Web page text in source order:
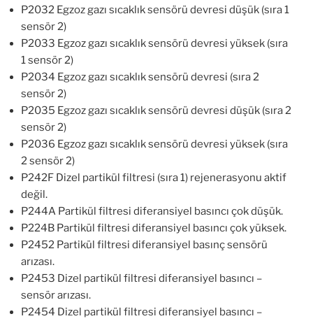
P2032 Egzoz gazı sıcaklık sensörü devresi düşük (sıra 1
sensör 2)
P2033 Egzoz gazı sıcaklık sensörü devresi yüksek (sıra
1 sensör 2)
P2034 Egzoz gazı sıcaklık sensörü devresi (sıra 2
sensör 2)
P2035 Egzoz gazı sıcaklık sensörü devresi düşük (sıra 2
sensör 2)
P2036 Egzoz gazı sıcaklık sensörü devresi yüksek (sıra
2 sensör 2)
P242F Dizel partikül filtresi (sıra 1) rejenerasyonu aktif
değil.
P244A Partikül filtresi diferansiyel basıncı çok düşük.
P224B Partikül filtresi diferansiyel basıncı çok yüksek.
P2452 Partikül filtresi diferansiyel basınç sensörü
arızası.
P2453 Dizel partikül filtresi diferansiyel basıncı –
sensör arızası.
P2454 Dizel partikül filtresi diferansiyel basıncı –